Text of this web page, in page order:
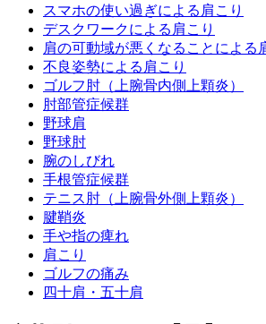
スマホの使い過ぎによる肩こり
デスクワークによる肩こり
肩の可動域が悪くなることによる
不良姿勢による肩こり
ゴルフ肘（上腕骨内側上顆炎）
肘部管症候群
野球肩
野球肘
腕のしびれ
手根管症候群
テニス肘（上腕骨外側上顆炎）
腱鞘炎
手や指の痺れ
肩こり
ゴルフの痛み
四十肩・五十肩